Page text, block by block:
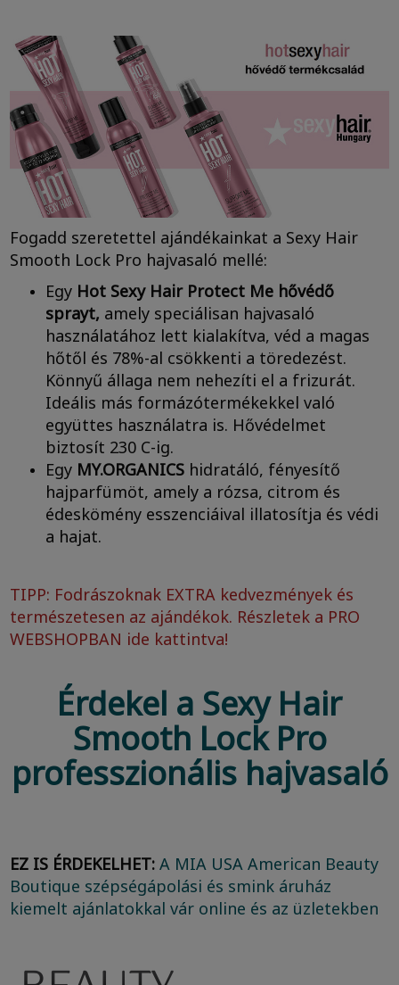
Fogadd szeretettel ajándékainkat a Sexy Hair
Smooth Lock Pro hajvasaló mellé:
Egy Hot Sexy Hair Protect Me hővédő
sprayt, amely speciálisan hajvasaló
használatához lett kialakítva, véd a magas
hőtől és 78%-al csökkenti a töredezést.
Könnyű állaga nem nehezíti el a frizurát.
Ideális más formázótermékekkel való
együttes használatra is. Hővédelmet
biztosít 230 C-ig.
Egy MY.ORGANICS hidratáló, fényesítő
hajparfümöt, amely a rózsa, citrom és
édeskömény esszenciáival illatosítja és védi
a hajat.
TIPP: Fodrászoknak EXTRA kedvezmények és
természetesen az ajándékok. Részletek a PRO
WEBSHOPBAN ide kattintva!
Érdekel a Sexy Hair
Smooth Lock Pro
professzionális hajvasaló
EZ IS ÉRDEKELHET: A MIA USA American Beauty
Boutique szépségápolási és smink áruház
kiemelt ajánlatokkal vár online és az üzletekben